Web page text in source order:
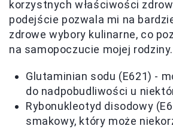
korzystnych właściwości
podejście pozwala mi na
zdrowe wybory kulinarne, co
na samopoczucie mojej rodziny.
Glutaminian sodu (E621) -
do nadpobudliwości u
Rybonukleotyd disodowy
smakowy, który może